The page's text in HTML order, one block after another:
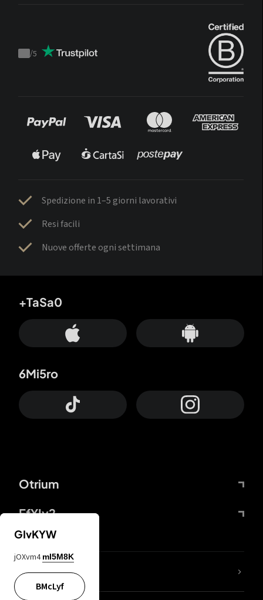
Trustpilot
/5
Spedizione in 1–5 giorni lavorativi
Resi facili
Nuove offerte ogni settimana
Otrium
FfYIy2
+TaSa0
6Mi5ro
Lj7sBL
GIvKYW
jOXvm4 mI5M8K
BMcLyf